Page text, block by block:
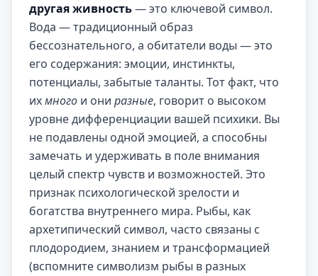
другая живность— это ключевой символ.
Вода — традиционный образ
бессознательного, а обитатели воды — это
его содержания: эмоции, инстинкты,
потенциалы, забытые таланты. Тот факт, что
ихмного и они разные, говорит о высоком
уровне дифференциации вашей психики. Вы
не подавлены одной эмоцией, а способны
замечать и удерживать в поле внимания
целый спектр чувств и возможностей. Это
признак психологической зрелости и
богатства внутреннего мира. Рыбы, как
архетипический символ, часто связаны с
плодородием, знанием и трансформацией
(вспомните символизм рыбы в разных